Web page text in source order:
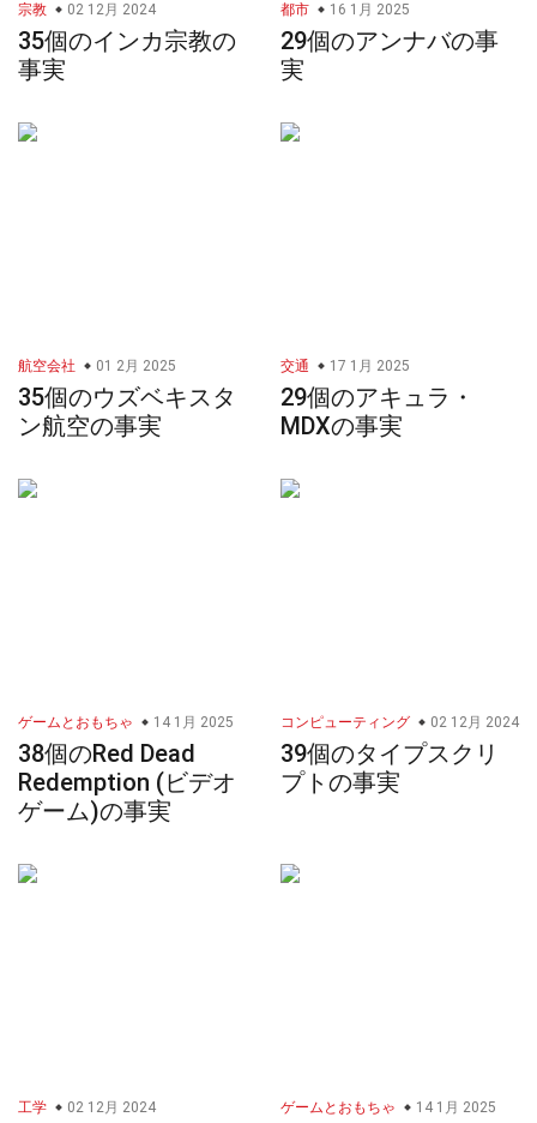
宗教 02 12月 2024
35個のインカ宗教の
事実
都市 16 1月 2025
29個のアンナバの事
実
航空会社 01 2月 2025
35個のウズベキスタ
ン航空の事実
交通 17 1月 2025
29個のアキュラ・
MDXの事実
ゲームとおもちゃ 14 1月 2025
38個のRed Dead
Redemption (ビデオ
ゲーム)の事実
コンピューティング 02 12月 2024
39個のタイプスクリ
プトの事実
工学 02 12月 2024 ゲームとおもちゃ 14 1月 2025